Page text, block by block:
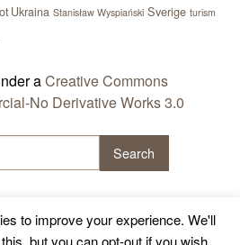
Ukraina Stanisław Wyspiański Sverige turism
aCreative Commons
No Derivative Works 3.0
to improve your experience. We'll
but you can opt-out if you wish.